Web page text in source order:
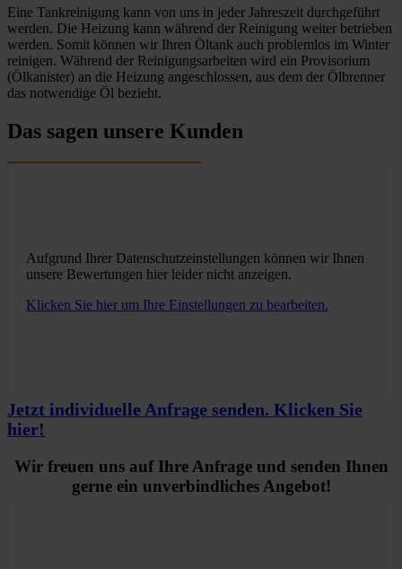
Eine Tankreinigung kann von uns in jeder Jahreszeit durchgeführt
werden. Die Heizung kann während der Reinigung weiter betrieben
werden. Somit können wir Ihren Öltank auch problemlos im Winter
reinigen. Während der Reinigungsarbeiten wird ein Provisorium
(Ölkanister) an die Heizung angeschlossen, aus dem der Ölbrenner
das notwendige Öl bezieht.
Das sagen unsere Kunden
Aufgrund Ihrer Datenschutzeinstellungen können wir Ihnen
unsere Bewertungen hier leider nicht anzeigen.
Klicken Sie hier um Ihre Einstellungen zu bearbeiten.
Jetzt individuelle Anfrage senden. Klicken Sie
hier!
Wir freuen uns auf Ihre Anfrage und senden Ihnen
gerne ein unverbindliches Angebot!